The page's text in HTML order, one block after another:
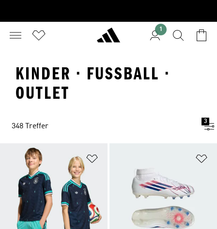
1
KINDER · FUSSBALL · O
UTLET
348 Treffer
3